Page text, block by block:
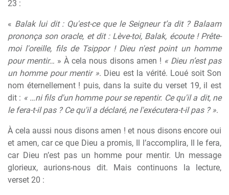
23 :
« Balak lui dit : Qu'est-ce que le Seigneur t’a dit ? Balaam
prononça son oracle, et dit : Lève-toi, Balak, écoute ! Prête-
moi l'oreille, fils de Tsippor ! Dieu n'est point un homme
pour mentir… » À cela nous disons amen ! « Dieu n’est pas
un homme pour mentir ». Dieu est la vérité. Loué soit Son
nom éternellement ! puis, dans la suite du verset 19, il est
dit : « …ni fils d'un homme pour se repentir. Ce qu'il a dit, ne
le fera-t-il pas ? Ce qu'il a déclaré, ne l'exécutera-t-il pas ? ».
À cela aussi nous disons amen ! et nous disons encore oui
et amen, car ce que Dieu a promis, Il l’accomplira, Il le fera,
car Dieu n’est pas un homme pour mentir. Un message
glorieux, aurions-nous dit. Mais continuons la lecture,
verset 20 :